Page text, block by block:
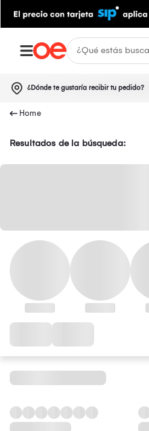
¿Dónde te gustaría recibir tu pedido?
Resultados de la búsqueda: